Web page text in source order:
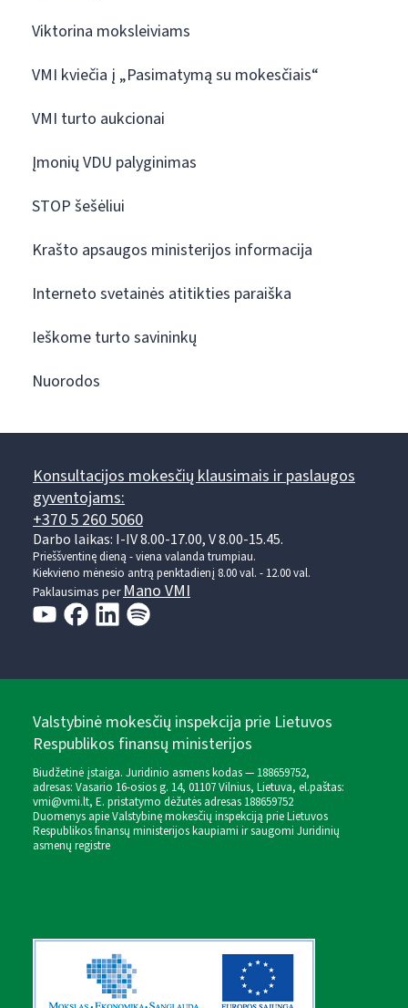
Viktorina moksleiviams
VMI kviečia į „Pasimatymą su mokesčiais“
VMI turto aukcionai
Įmonių VDU palyginimas
STOP šešėliui
Krašto apsaugos ministerijos informacija
Interneto svetainės atitikties paraiška
Ieškome turto savininkų
Nuorodos
Konsultacijos mokesčių klausimais ir paslaugos
gyventojams:
+370 5 260 5060
Darbo laikas: I-IV 8.00-17.00, V 8.00-15.45.
Prieššventinę dieną - viena valanda trumpiau.
Kiekvieno mėnesio antrą penktadienį 8.00 val. - 12.00 val.
Paklausimas perMano VMI
Valstybinė mokesčių inspekcija prie Lietuvos
Respublikos finansų ministerijos
Biudžetinė įstaiga. Juridinio asmens kodas — 188659752,
adresas: Vasario 16-osios g. 14, 01107 Vilnius, Lietuva, el.paštas:
vmi@vmi.lt, E. pristatymo dėžutės adresas 188659752
Duomenys apie Valstybinę mokesčių inspekciją prie Lietuvos
Respublikos finansų ministerijos kaupiami ir saugomi Juridinių
asmenų registre